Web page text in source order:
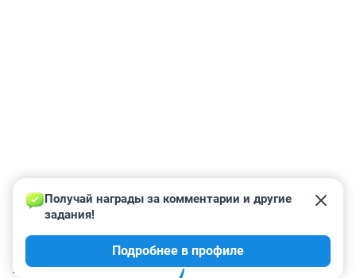
КОММЕНТАРИИ 80
Получай награды за комментарии и другие
задания!
Подробнее в профиле